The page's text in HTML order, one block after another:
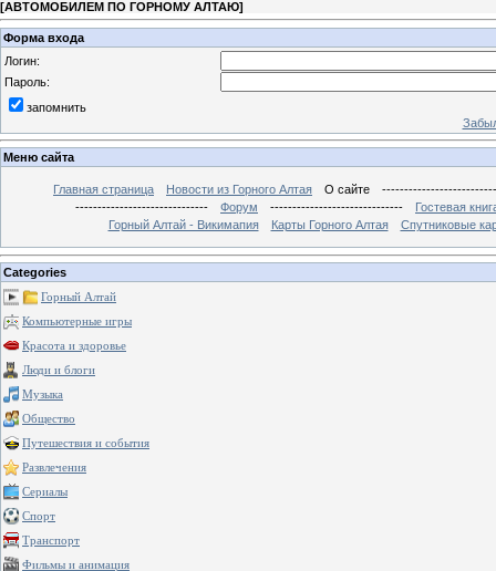
[АВТОМОБИЛЕМ ПО ГОРНОМУ АЛТАЮ]
Форма входа
Логин:
Пароль:
запомнить
Меню сайта
Главная страница Новости из Горного Алтая О сайте
------------------------------
Форум ------------------------------
Гостевая
Горный Алтай - Викимапия
Карты Горного Алтая Спутниковые
Categories
Горный Алтай
Компьютерные игры
Красота и здоровье
Люди и блоги
Музыка
Общество
Путешествия и события
Развлечения
Сериалы
Спорт
Транспорт
Фильмы и анимация